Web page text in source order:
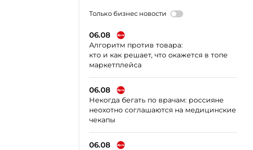
Только бизнес новости
06.08
Алгоритм против товара:
кто и как решает, что окажется в топе
маркетплейса
06.08
Некогда бегать по врачам: россияне
неохотно соглашаются на медицинские
чекапы
06.08